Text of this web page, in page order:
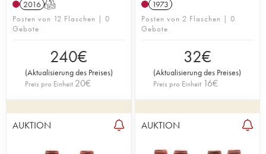
2016 T
Posten von 12 Flaschen | 0
Gebote
240€
(Aktualisierung des Preises)
Preis pro Einheit 20€
1973
Posten von 2 Flaschen | 0
Gebote
32€
(Aktualisierung des Preises)
Preis pro Einheit 16€
AUKTION AUKTION